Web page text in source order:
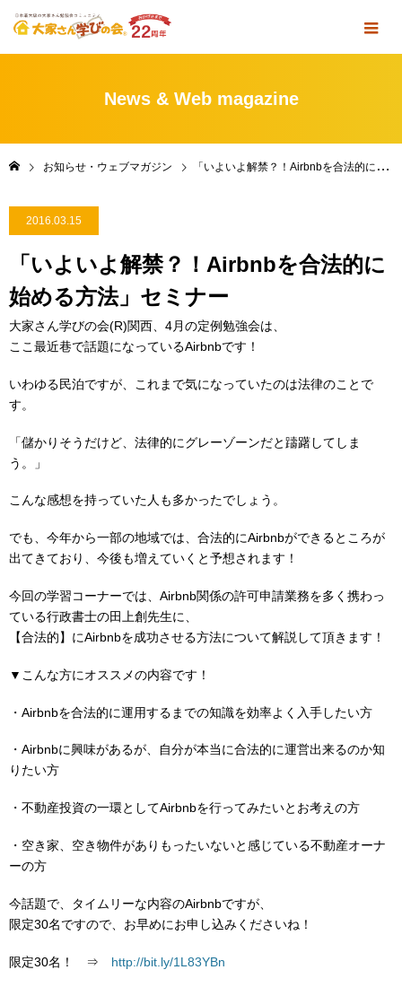
News & Web magazine
お知らせ・ウェブマガジン 「いよいよ解禁？！Airbnbを合法的に始める方法」セミナー
2016.03.15
「いよいよ解禁？！Airbnbを合法的に
始める方法」セミナー
大家さん学びの会(R)関西、4月の定例勉強会は、
ここ最近巷で話題になっているAirbnbです！
いわゆる民泊ですが、これまで気になっていたのは法律のことで
す。
「儲かりそうだけど、法律的にグレーゾーンだと躊躇してしま
う。」
こんな感想を持っていた人も多かったでしょう。
でも、今年から一部の地域では、合法的にAirbnbができるところが
出てきており、今後も増えていくと予想されます！
今回の学習コーナーでは、Airbnb関係の許可申請業務を多く携わっ
ている行政書士の田上創先生に、
【合法的】にAirbnbを成功させる方法について解説して頂きます！
▼こんな方にオススメの内容です！
・Airbnbを合法的に運用するまでの知識を効率よく入手したい方
・Airbnbに興味があるが、自分が本当に合法的に運営出来るのか知
りたい方
・不動産投資の一環としてAirbnbを行ってみたいとお考えの方
・空き家、空き物件がありもったいないと感じている不動産オーナ
ーの方
今話題で、タイムリーな内容のAirbnbですが、
限定30名ですので、お早めにお申し込みくださいね！
限定30名！ ⇒ http://bit.ly/1L83YBn